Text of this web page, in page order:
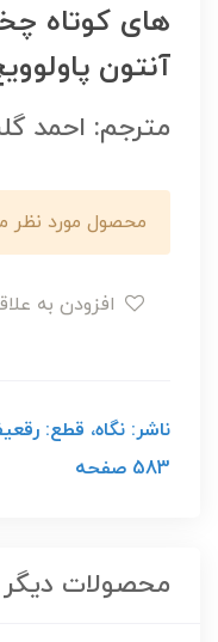
های کوتاه
آنتون
مترجم: احمد
محصول مورد نظر
ناشر: نگاه، قطع:
583 صفحه
محصولات دیگر